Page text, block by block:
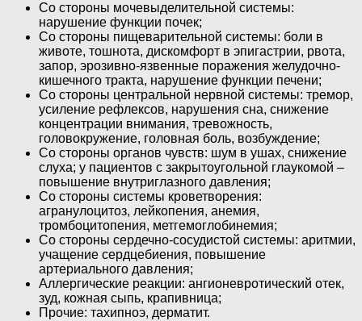
Со стороны мочевыделительной системы:
нарушение функции почек;
Со стороны пищеварительной системы: боли в
животе, тошнота, дискомфорт в эпигастрии, рвота,
запор, эрозивно-язвенные поражения желудочно-
кишечного тракта, нарушение функции печени;
Со стороны центральной нервной системы: тремор,
усиление рефлексов, нарушения сна, снижение
концентрации внимания, тревожность,
головокружение, головная боль, возбуждение;
Со стороны органов чувств: шум в ушах, снижение
слуха; у пациентов с закрытоугольной глаукомой –
повышение внутриглазного давления;
Со стороны системы кроветворения:
агранулоцитоз, лейкопения, анемия,
тромбоцитопения, метгемоглобинемия;
Со стороны сердечно-сосудистой системы: аритмии,
учащение сердцебиения, повышение
артериального давления;
Аллергические реакции: ангионевротический отек,
зуд, кожная сыпь, крапивница;
Прочие: тахипноэ, дерматит.